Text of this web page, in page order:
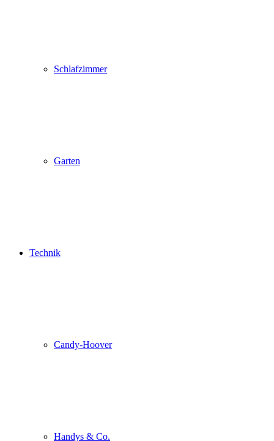
Schlafzimmer
Garten
Technik
Candy-Hoover
Handys & Co.